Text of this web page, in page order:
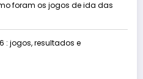
foram os jogos de ida das
: jogos, resultados e